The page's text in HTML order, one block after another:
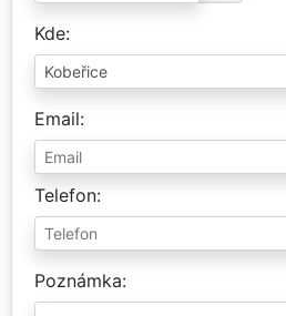
Kde
Email
Telefon
Poznámka